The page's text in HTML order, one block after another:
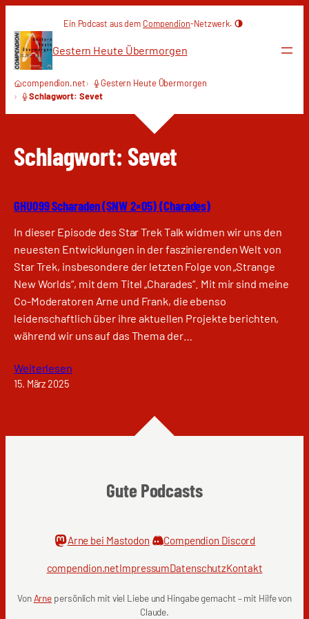
Inhalt
springen
Ein Podcast aus dem Compendion-Netzwerk.
Gestern Heute Übermorgen
compendion.net
Gestern Heute Übermorgen
Schlagwort: Sevet
Schlagwort: Sevet
GHU099 Scharaden (SNW 2×05) (Charades)
In dieser Episode des Star Trek Talk widmen wir uns den
neuesten Entwicklungen in der faszinierenden Welt von
Star Trek, insbesondere der letzten Folge von „Strange
New Worlds“, mit dem Titel „Charades“. Mit mir sind meine
Co-Moderatoren Arne und Frank, die ebenso
leidenschaftlich über ihre aktuellen Projekte berichten,
während wir uns auf das Thema der…
Weiterlesen
15. März 2025
Gute Podcasts
Arne bei Mastodon Compendion Discord
compendion.netImpressumDatenschutzKontakt
VonArne persönlich mit viel Liebe und Hingabe gemacht – mit Hilfe von
Claude.